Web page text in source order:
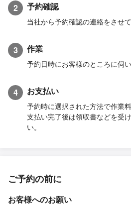
2 予約確認
当社から予約確認の連絡をさせて
3 作業
予約日時にお客様のところに伺
4 お支払い
予約時に選択された方法で作業
支払い完了後は領収書などを受
い。
ご予約の前に
お客様へのお願い